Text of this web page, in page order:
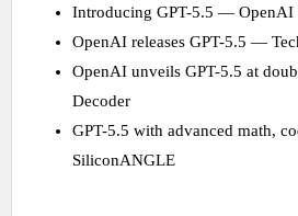
Introducing GPT-5.5 — OpenAI
OpenAI releases GPT-5.5 —
OpenAI unveils GPT-5.5 at
Decoder
GPT-5.5 with advanced math,
SiliconANGLE